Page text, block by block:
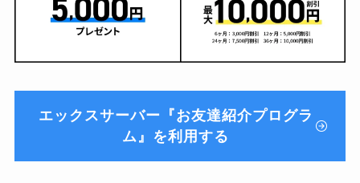
エックスサーバー『お友達紹介プログラ
ム』を利用する